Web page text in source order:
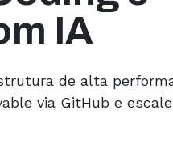
IA
de alta
via GitHub e